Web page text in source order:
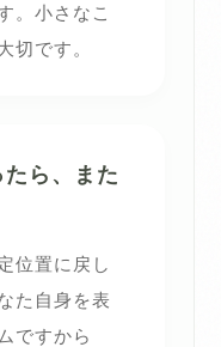
。小さなこ
切です。
ら、また
位置に戻し
た自身を表
ですから